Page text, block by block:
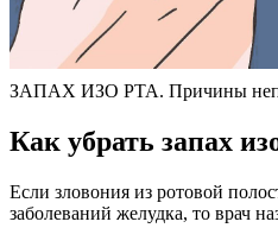
ЗАПАХ ИЗО РТА. Причины
Как убрать запах
Если зловония из ротовой
заболеваний желудка, то врач